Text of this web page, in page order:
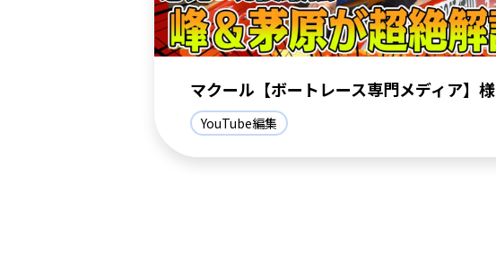
マクール【ボートレース専門メディア】様
YouTube編集